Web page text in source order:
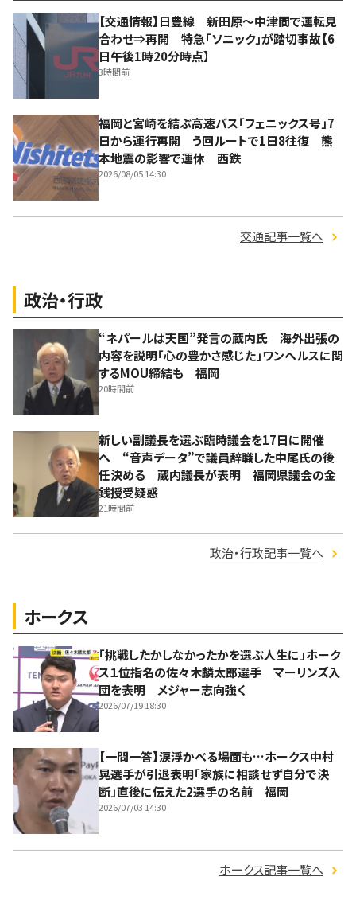
【交通情報】日豊線 新田原～中津間で運転見
合わせ⇒再開 特急「ソニック」が踏切事故【6
日午後1時20分時点】
3時間前
福岡と宮崎を結ぶ高速バス「フェニックス号」7
日から運行再開 う回ルートで1日8往復 熊
本地震の影響で運休 西鉄
2026/08/05 14:30
交通記事一覧へ
政治・行政
“ネパールは天国”発言の蔵内氏 海外出張の
内容を説明「心の豊かさ感じた」ワンヘルスに関
するMOU締結も 福岡
20時間前
新しい副議長を選ぶ臨時議会を17日に開催
へ “音声データ”で議員辞職した中尾氏の後
任決める 蔵内議長が表明 福岡県議会の金
銭授受疑惑
21時間前
政治・行政記事一覧へ
ホークス
「挑戦したかしなかったかを選ぶ人生に」ホーク
ス１位指名の佐々木麟太郎選手 マーリンズ入
団を表明 メジャー志向強く
2026/07/19 18:30
【一問一答】涙浮かべる場面も…ホークス中村
晃選手が引退表明「家族に相談せず自分で決
断」直後に伝えた2選手の名前 福岡
2026/07/03 14:30
ホークス記事一覧へ